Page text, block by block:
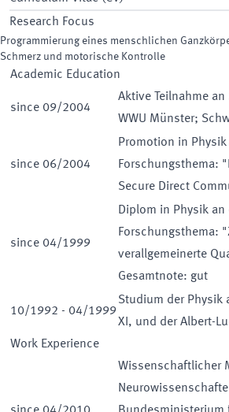
Research Focus
Programmierung eines menschlichen
Schmerz und motorische Kontrolle
Academic Education
since 09/2004
Aktive Teilnahme
WWU Münster;
since 06/2004
Promotion in
Forschungsthema:
Secure Direct
since 04/1999
Diplom in Physik
Forschungsthema:
verallgemeinerte
Gesamtnote: gut
10/1992 - 04/1999
Studium der Physik
XI, und der Albert-
Work Experience
Wissenschaftlicher